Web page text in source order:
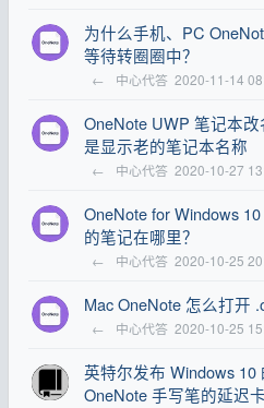
为什么手机、PC
等待转圈圈中？
← 中心代答 2020-11-14
OneNote UWP 笔记本
是显示老的笔记本名称
← 中心代答 2020-10-27
OneNote for Windows
的笔记在哪里？
← 中心代答 2020-10-25
Mac OneNote 怎么打开
← 中心代答 2020-10-25
英特尔发布 Windows
OneNote 手写笔的延迟